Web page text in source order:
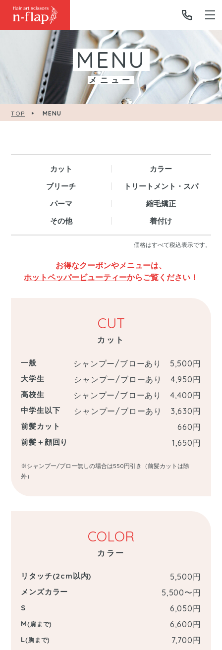
MENU
メニュー
TOP MENU
カット
カラー
ブリーチ
トリートメント・スパ
パーマ
縮毛矯正
その他
着付け
価格はすべて税込表示です。
お得なクーポンやメニューは、
ホットペッパービューティーからご覧ください！
CUT
カット
一般 シャンプー/ブローあり 5,500円
大学生 シャンプー/ブローあり 4,950円
高校生 シャンプー/ブローあり 4,400円
中学生以下 シャンプー/ブローあり 3,630円
前髪カット 660円
前髪＋顔回り 1,650円
※シャンプー/ブロー無しの場合は550円引き（前髪カットは除
外）
COLOR
カラー
リタッチ(2cm以内) 5,500円
メンズカラー 5,500〜円
S 6,050円
M(肩まで) 6,600円
L(胸まで) 7,700円